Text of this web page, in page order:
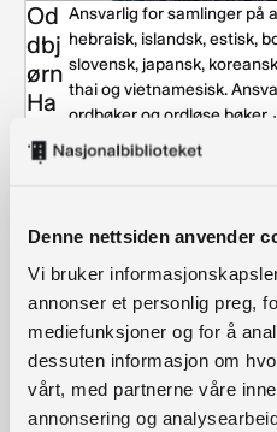
Denne nettsiden anvender
Vi bruker
annonser et personlig preg,
mediefunksjoner og for å
dessuten informasjon om
vårt, med partnerne våre
annonsering og
Od
dbj
ørn
Ha
en
Ansvarlig for samlinger på
hebraisk, islandsk, estisk,
slovensk, japansk,
thai og vietnamesisk.
ordbøker og ordløse
Verdensbiblioteket.no
Snarveier til
Bøker